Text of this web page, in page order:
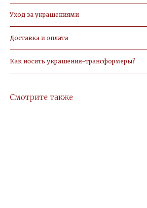
Уход за украшениями
Доставка и оплата
Как носить украшения-трансформеры?
Смотрите также